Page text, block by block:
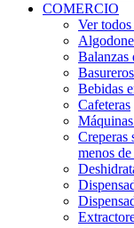
COMERCIO
Ver
Balanzas
Bebidas
Cafeteras
Creperas
menos